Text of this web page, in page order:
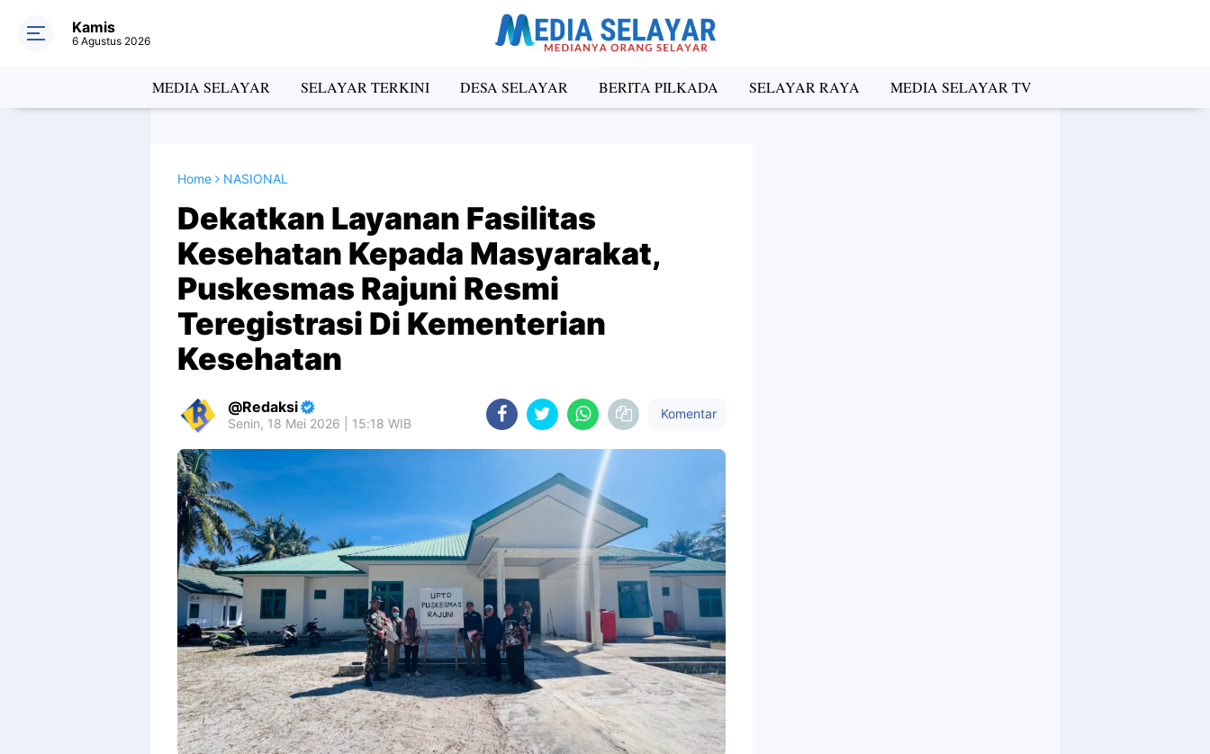
Kamis
6 Agustus 2026
MEDIA SELAYAR SELAYAR TERKINI DESA SELAYAR BERITA PILKADA SELAYAR RAYA MEDIA SELAYAR TV
Home NASIONAL
Dekatkan Layanan Fasilitas
Kesehatan Kepada Masyarakat,
Puskesmas Rajuni Resmi
Teregistrasi Di Kementerian
Kesehatan
Redaksi
Senin, 18 Mei 2026 | 15:18 WIB
Komentar